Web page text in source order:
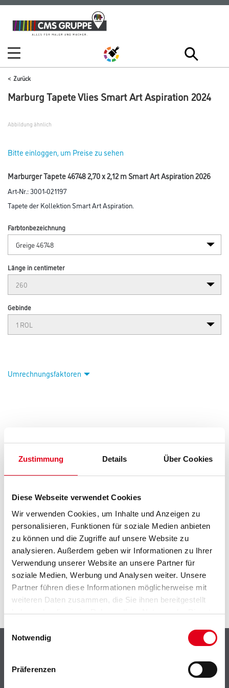
Zustimmung Details Über Cookies
Diese Webseite verwendet Cookies
Wir verwenden Cookies, um Inhalte und Anzeigen zu
personalisieren, Funktionen für soziale Medien anbieten
zu können und die Zugriffe auf unsere Website zu
analysieren. Außerdem geben wir Informationen zu Ihrer
Verwendung unserer Website an unsere Partner für
soziale Medien, Werbung und Analysen weiter. Unsere
Partner führen diese Informationen möglicherweise mit
weiteren Daten zusammen, die Sie ihnen bereitgestellt
haben oder die sie im Rahmen Ihrer Nutzung der Dienste
Einwilligungsauswahl
Notwendig
Präferenzen
Zum
Inhalt
Zum
Navigationsmenü
Zurück
Marburg Tapete Vlies Smart Art Aspiration 2024
Abbildung ähnlich
Bitte einloggen, um Preise zu sehen
Marburger Tapete 46748 2,70 x 2,12 m Smart Art Aspiration 2026
Art-Nr.:3001-021197
Tapete der Kollektion Smart Art Aspiration.
Farbtonbezeichnung
Länge in centimeter
Gebinde
Umrechnungsfaktoren
ZUSATZINFOS
GEFAHRENHINWEISE
SPEZIFIKATIONEN